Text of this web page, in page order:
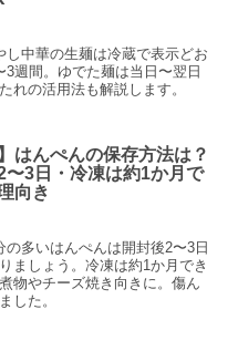
し中華の生麺は冷蔵で表示どお
週間。ゆでた麺は当日〜翌日
れの活用法も解説します。
はんぺんの保存方法は？
〜3日・冷凍は約1か月で
向き
の多いはんぺんは開封後2〜3日
ましょう。冷凍は約1か月でき
物やチーズ焼き向きに。傷ん
した。